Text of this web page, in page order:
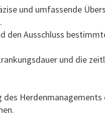
und umfassende
den Ausschluss
und die